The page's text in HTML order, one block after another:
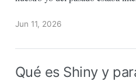
Jun 11, 2026
Qué es Shiny y